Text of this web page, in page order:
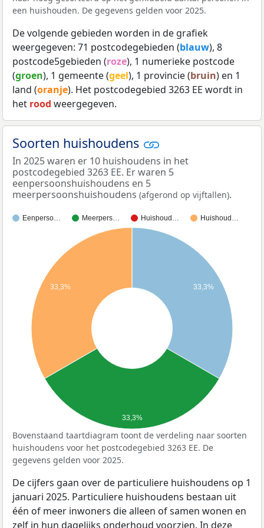
een huishouden. De gegevens gelden voor 2025.
De volgende gebieden worden in de grafiek
weergegeven: 71 postcodegebieden (blauw), 8
postcode5gebieden (roze), 1 numerieke postcode
(groen), 1 gemeente (geel), 1 provincie (bruin) en 1
land (oranje). Het postcodegebied 3263 EE wordt in
het rood weergegeven.
Soorten huishoudens
In 2025 waren er 10 huishoudens in het
postcodegebied 3263 EE. Er waren 5
eenpersoonshuishoudens en 5
meerpersoonshuishoudens (afgerond op vijftallen).
Eenperso… Meerpers… Huishoud… Huishoud…
33,3%
33,3%
33,3%
Bovenstaand taartdiagram toont de verdeling naar soorten
huishoudens voor het postcodegebied 3263 EE. De
gegevens gelden voor 2025.
De cijfers gaan over de particuliere huishoudens op 1
januari 2025. Particuliere huishoudens bestaan uit
één of meer inwoners die alleen of samen wonen en
zelf in hun dagelijks onderhoud voorzien. In deze